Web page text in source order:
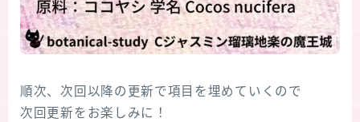
順次、次回以降の更新で項目を埋めていくので
次回更新をお楽しみに！